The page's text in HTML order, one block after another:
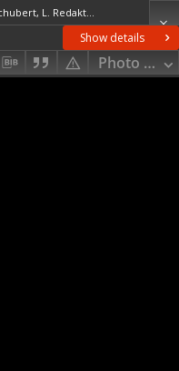
Show details
Photo
Schubert, L. RedaktorJakubec, J. RedaktorLampe. RedaktorBayer, R.Thum, H. RedaktorKaiserlich-Königliches Militär-Geographisches Institut (Wiedeń). Wydawca